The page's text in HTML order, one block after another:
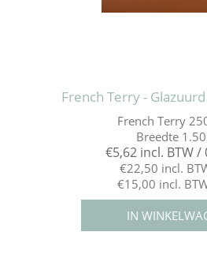
French Terry -
French Terry
Breedte
€5,62 incl. BTW /
€22,50 incl.
€15,00 incl.